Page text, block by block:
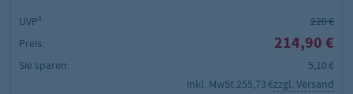
UVP²:
220 €
Preis:
214,90 €
Sie sparen:
5,10 €
inkl. MwSt.255,73 €zzgl. Versand